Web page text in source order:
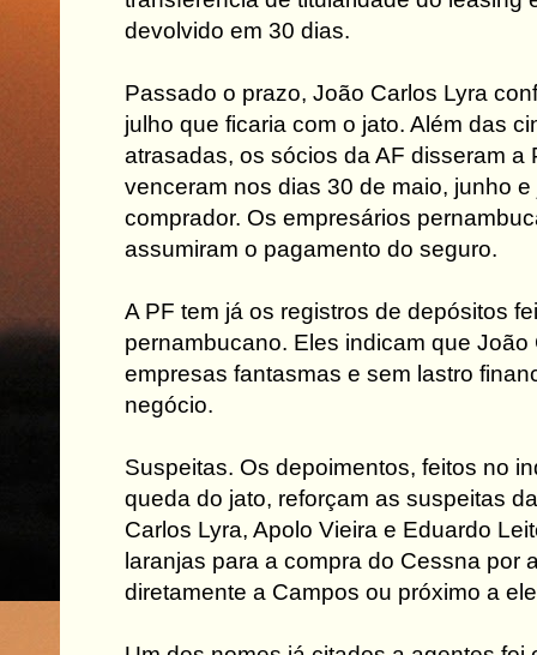
devolvido em 30 dias.
Passado o prazo, João Carlos Lyra
julho que ficaria com o jato. Além das
atrasadas, os sócios da AF disseram a
venceram nos dias 30 de maio, junho
comprador. Os empresários
assumiram o pagamento do seguro.
A PF tem já os registros de depósitos
pernambucano. Eles indicam que João
empresas fantasmas e sem lastro
negócio.
Suspeitas. Os depoimentos, feitos no
queda do jato, reforçam as suspeitas
Carlos Lyra, Apolo Vieira e Eduardo
laranjas para a compra do Cessna por
diretamente a Campos ou próximo a